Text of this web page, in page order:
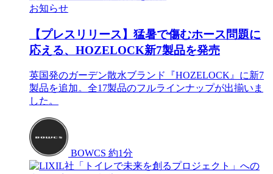
お知らせ
【プレスリリース】猛暑で傷むホース問題に
応える、HOZELOCK新7製品を発売
英国発のガーデン散水ブランド『HOZELOCK』に新7
製品を追加。全17製品のフルラインナップが出揃いま
した。
BOWCS 約1分